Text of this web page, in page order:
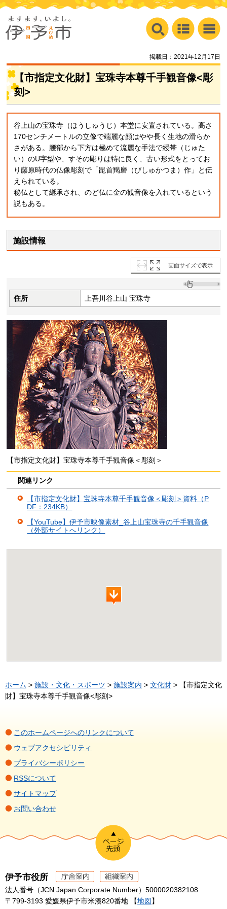
掲載日：2021年12月17日
【市指定文化財】宝珠寺本尊千手観音像<彫
刻>
谷上山の宝珠寺（ほうしゅうじ）本堂に安置されている。高さ
170センチメートルの立像で端麗な顔はやや長く生地の滑らか
さがある。腰部から下方は極めて流麗な手法で綬帯（じゅた
い）のU字型や、すその彫りは特に良く、古い形式をとってお
り藤原時代の仏像彫刻で「毘首羯磨（びしゅかつま）作」と伝
えられている。
秘仏として継承され、のど仏に金の観音像を入れているという
説もある。
施設情報
画面サイズで表示
住所 上吾川谷上山 宝珠寺
【市指定文化財】宝珠寺本尊千手観音像＜彫刻＞
関連リンク
【市指定文化財】宝珠寺本尊千手観音像＜彫刻＞資料（P
DF：234KB）
【YouTube】伊予市映像素材_谷上山宝珠寺の千手観音像
（外部サイトへリンク）
ホーム > 施設・文化・スポーツ > 施設案内 > 文化財 > 【市指定文化
財】宝珠寺本尊千手観音像<彫刻>
このホームページへのリンクについて
ウェブアクセシビリティ
プライバシーポリシー
RSSについて
サイトマップ
お問い合わせ
伊予市役所
法人番号（JCN:Japan Corporate Number）5000020382108
〒799-3193 愛媛県伊予市米湊820番地 【地図 】